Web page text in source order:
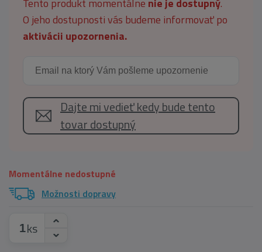
Tento produkt momentálne nie je dostupný.
O jeho dostupnosti vás budeme informovať po
aktivácii upozornenia.
Dajte mi vedieť kedy bude tento
tovar dostupný
Momentálne nedostupné
Možnosti dopravy
ks